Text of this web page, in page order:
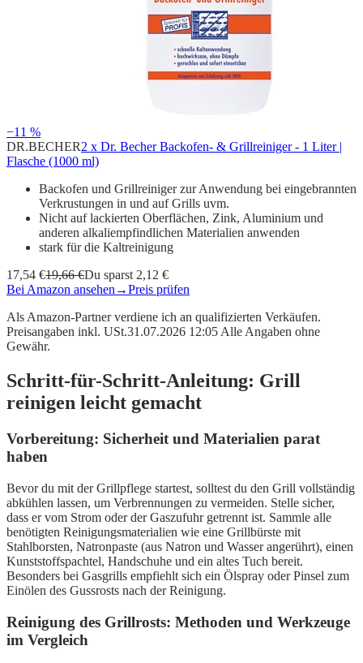
−11 %
DR.BECHER2 x Dr. Becher Backofen- & Grillreiniger - 1 Liter |
Flasche (1000 ml)
Backofen und Grillreiniger zur Anwendung bei eingebrannten
Verkrustungen in und auf Grills uvm.
Nicht auf lackierten Oberflächen, Zink, Aluminium und
anderen alkaliempfindlichen Materialien anwenden
stark für die Kaltreinigung
17,54 €19,66 €Du sparst 2,12 €
Bei Amazon ansehen →Preis prüfen
Als Amazon-Partner verdiene ich an qualifizierten Verkäufen.
Preisangaben inkl. USt.31.07.2026 12:05 Alle Angaben ohne
Gewähr.
Schritt-für-Schritt-Anleitung: Grill
reinigen leicht gemacht
Vorbereitung: Sicherheit und Materialien parat
haben
Bevor du mit der Grillpflege startest, solltest du den Grill vollständig
abkühlen lassen, um Verbrennungen zu vermeiden. Stelle sicher,
dass er vom Strom oder der Gaszufuhr getrennt ist. Sammle alle
benötigten Reinigungsmaterialien wie eine Grillbürste mit
Stahlborsten, Natronpaste (aus Natron und Wasser angerührt), einen
Kunststoffspachtel, Handschuhe und ein altes Tuch bereit.
Besonders bei Gasgrills empfiehlt sich ein Ölspray oder Pinsel zum
Einölen des Gussrosts nach der Reinigung.
Reinigung des Grillrosts: Methoden und Werkzeuge
im Vergleich